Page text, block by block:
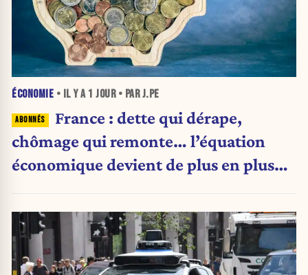
ÉCONOMIE • IL Y A 1 JOUR• PAR J.PE
France : dette qui dérape,
chômage qui remonte… l’équation
économique devient de plus en plus